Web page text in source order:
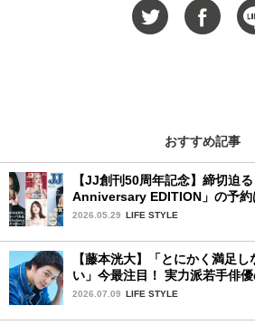
おすすめ記事
【JJ創刊50周年記念】締切迫
Anniversary EDITION」の予約
2026.05.29 LIFE STYLE
【藤本洸大】「とにかく満足
い」今最注目！ 実力派若手俳
2026.07.09 LIFE STYLE